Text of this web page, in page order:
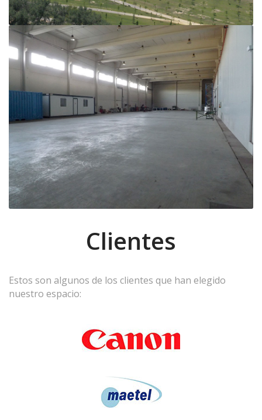
Clientes
Estos son algunos de los clientes que han elegido
nuestro espacio: